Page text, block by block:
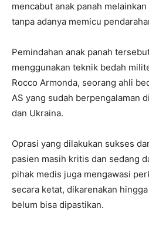
mencabut anak panah
tanpa adanya memicu
Pemindahan anak panah
menggunakan teknik bedah
Rocco Armonda, seorang ahli
AS yang sudah berpengalaman
dan Ukraina.
Oprasi yang dilakukan sukses
pasien masih kritis dan sedang
pihak medis juga mengawasi
secara ketat, dikarenakan
belum bisa dipastikan.